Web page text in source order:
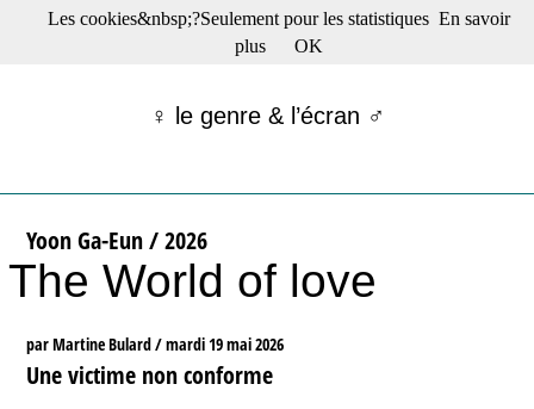
☰ Menu
Films récents
Tribunes
Bloc-notes
Archives
S’abonner à la Lettre !
♀ le genre & l’écran ♂
Yoon Ga-Eun / 2026
The World of love
par Martine Bulard /mardi 19 mai 2026
Une victime non conforme
Les cookies&nbsp;?Seulement pour les statistiques En savoir
plus
OK